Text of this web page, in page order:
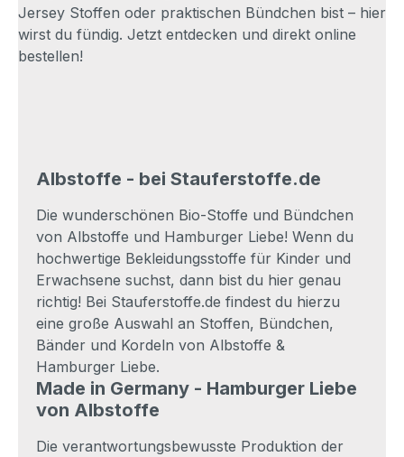
Jersey Stoffen oder praktischen Bündchen bist – hier
wirst du fündig. Jetzt entdecken und direkt online
bestellen!
Albstoffe - bei Stauferstoffe.de
Die wunderschönen Bio-Stoffe und Bündchen
von Albstoffe und Hamburger Liebe! Wenn du
hochwertige Bekleidungsstoffe für Kinder und
Erwachsene suchst, dann bist du hier genau
richtig! Bei Stauferstoffe.de findest du hierzu
eine große Auswahl an Stoffen, Bündchen,
Bänder und Kordeln von Albstoffe &
Hamburger Liebe.
Made in Germany - Hamburger Liebe
von Albstoffe
Die verantwortungsbewusste Produktion der